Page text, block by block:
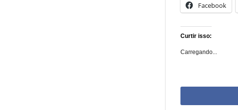
Facebook
Curtir isso:
Carregando...